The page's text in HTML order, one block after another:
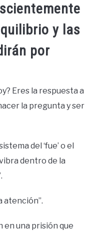
y las
por
Eres la respuesta a
la pregunta y ser
del ‘fue’ o el
vibra dentro de la
atención”.
en una prisión que